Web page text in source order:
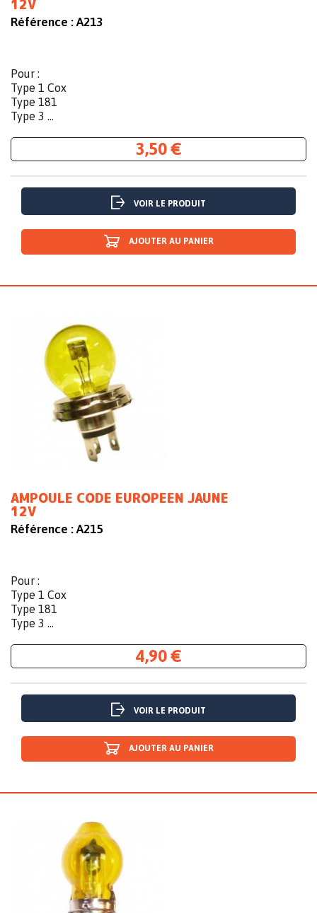
12V
Référence : A213
Pour :
Type 1 Cox
Type 181
Type 3 ...
3,50 €
VOIR LE PRODUIT
AJOUTER AU PANIER
AMPOULE CODE EUROPEEN JAUNE
12V
Référence : A215
Pour :
Type 1 Cox
Type 181
Type 3 ...
4,90 €
VOIR LE PRODUIT
AJOUTER AU PANIER